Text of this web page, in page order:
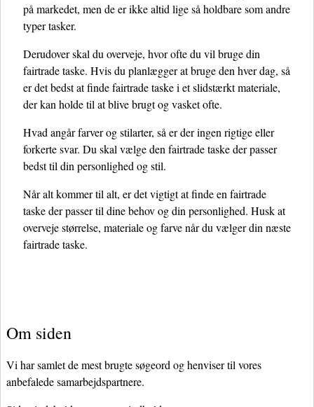
på markedet, men de er ikke altid lige så holdbare som andre
typer tasker.
Derudover skal du overveje, hvor ofte du vil bruge din
fairtrade taske. Hvis du planlægger at bruge den hver dag, så
er det bedst at finde fairtrade taske i et slidstærkt materiale,
der kan holde til at blive brugt og vasket ofte.
Hvad angår farver og stilarter, så er der ingen rigtige eller
forkerte svar. Du skal vælge den fairtrade taske der passer
bedst til din personlighed og stil.
Når alt kommer til alt, er det vigtigt at finde en fairtrade
taske der passer til dine behov og din personlighed. Husk at
overveje størrelse, materiale og farve når du vælger din næste
fairtrade taske.
Om siden
Vi har samlet de mest brugte søgeord og henviser til vores
anbefalede samarbejdspartnere.